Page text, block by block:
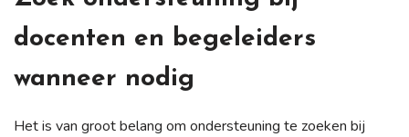
docenten en begeleiders
wanneer nodig
Het is van groot belang om ondersteuning te zoeken bij